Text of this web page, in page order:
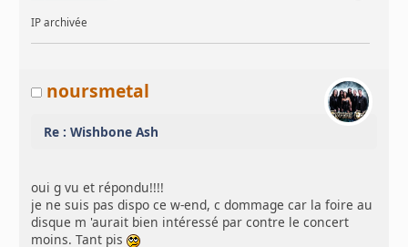
IP archivée
noursmetal
Re : Wishbone Ash
oui g vu et répondu!!!!
je ne suis pas dispo ce w-end, c dommage car la foire au
disque m 'aurait bien intéressé par contre le concert
moins. Tant pis